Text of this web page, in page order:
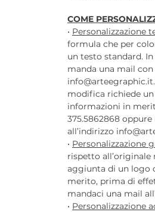
COME
• Personalizzazione
formula che per
un testo standard.
manda una mail
modifica richiede
informazioni in
375.5862868
all’indirizzo
• Personalizzazione
rispetto
aggiunta di un logo
merito, prima di
mandaci una mail
• Personalizzazione